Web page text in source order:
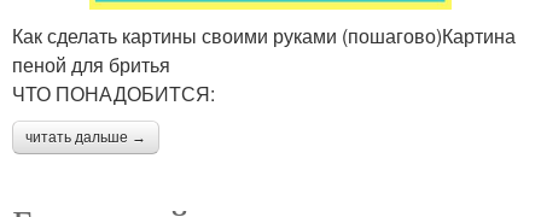
Как сделать картины своими руками (пошагово)Картина
пеной для бритья
ЧТО ПОНАДОБИТСЯ:
читать дальше →